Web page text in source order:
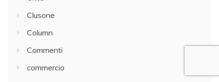
Clusone
Column
Commenti
commercio